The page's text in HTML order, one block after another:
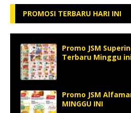
PROMOSI TERBARU HARI INI
Promo JSM
Terbaru Minggu
Promo JSM
MINGGU INI